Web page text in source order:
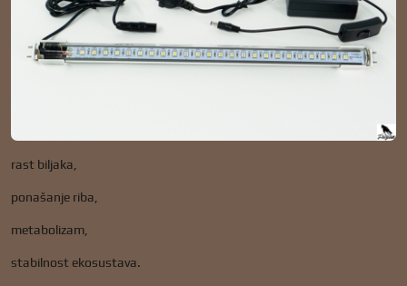
rast biljaka,
ponašanje riba,
metabolizam,
stabilnost ekosustava.